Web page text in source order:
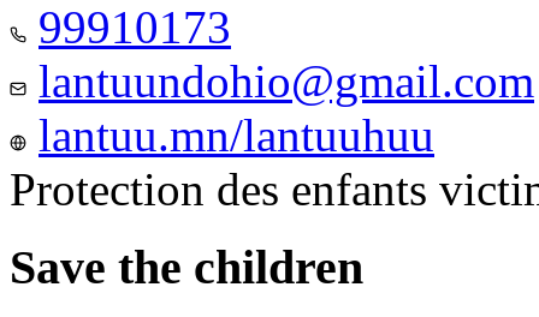
99910173
lantuundohio@gmail.com
lantuu.mn/lantuuhuu
Protection des enfants
Save the children